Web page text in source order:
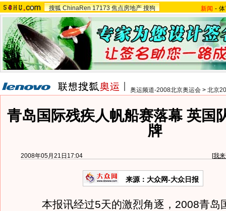
搜狐 ChinaRen 17173 焦点房地产 搜狗 新闻 -
奥运频道-2008北京奥运会 > 北京
青岛国际残疾人帆船赛落幕 英国
牌
2008年05月21日17:04 [我
来源：大众网-大众日报
本报讯经过5天的激烈角逐，2008青岛